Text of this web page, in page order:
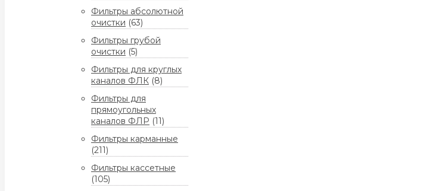
Фильтры абсолютной
очистки (63)
Фильтры грубой
очистки (5)
Фильтры для круглых
каналов ФЛК (8)
Фильтры для
прямоугольных
каналов ФЛР (11)
Фильтры карманные
(211)
Фильтры кассетные
(105)